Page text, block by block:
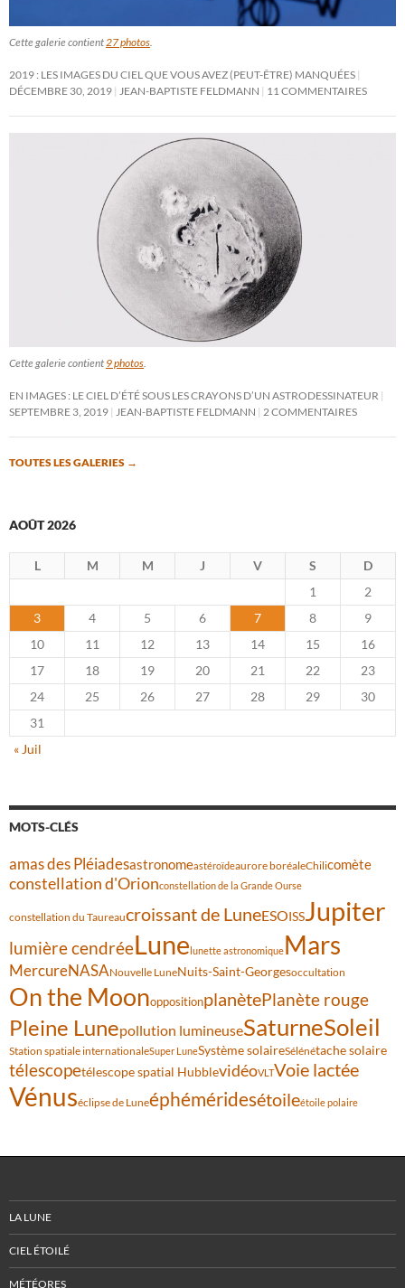
Cette galerie contient27 photos.
2019 : LES IMAGES DU CIEL QUE VOUS AVEZ (PEUT-ÊTRE) MANQUÉES
DÉCEMBRE 30, 2019 JEAN-BAPTISTE FELDMANN 11 COMMENTAIRES
Cette galerie contient 9 photos.
EN IMAGES : LE CIEL D’ÉTÉ SOUS LES CRAYONS D’UN ASTRODESSINATEUR
SEPTEMBRE 3, 2019 JEAN-BAPTISTE FELDMANN 2 COMMENTAIRES
TOUTES LES GALERIES →
AOÛT 2026
L M M J V S
D
1
2
3
4 5 6 7 8
9
10
11 12 13 14 15
16
17
18 19 20 21 22
23
24
25 26 27 28 29
30
31
« Juil
MOTS-CLÉS
amas des Pléiadesastronomeastéroïdeaurore boréaleChilicomète
constellation d'Orionconstellation de la Grande Ourse
constellation du Taureaucroissant de LuneESOISSJupiter
lumière cendréeLune lunette astronomiqueMars
MercureNASANouvelle LuneNuits-Saint-Georgesoccultation
On the MoonoppositionplanètePlanète rouge
Pleine Lunepollution lumineuseSaturneSoleil
Station spatiale internationaleSuper LuneSystème solaireSélénétache solaire
télescopetélescope spatial HubblevidéoVLTVoie lactée
Vénuséclipse de Luneéphéméridesétoileétoile polaire
LA LUNE
CIEL ÉTOILÉ
MÉTÉORES